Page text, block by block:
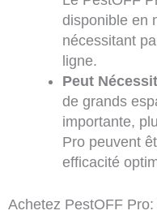
disponible en
nécessitant
ligne.
Peut
de grands
importante,
Pro peuvent
efficacité
Achetez PestOFF